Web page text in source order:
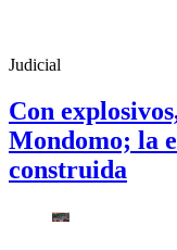
Judicial
Con
Mondomo; la
construida